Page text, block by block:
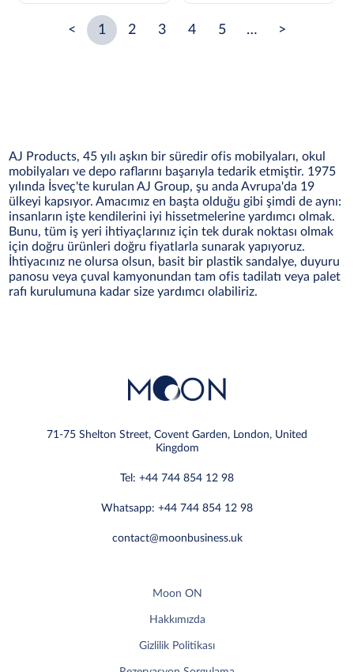
< 1 2 3 4 5 … >
AJ Products, 45 yılı aşkın bir süredir ofis mobilyaları, okul
mobilyaları ve depo raflarını başarıyla tedarik etmiştir. 1975
yılında İsveç'te kurulan AJ Group, şu anda Avrupa'da 19
ülkeyi kapsıyor. Amacımız en başta olduğu gibi şimdi de aynı:
insanların işte kendilerini iyi hissetmelerine yardımcı olmak.
Bunu, tüm iş yeri ihtiyaçlarınız için tek durak noktası olmak
için doğru ürünleri doğru fiyatlarla sunarak yapıyoruz.
İhtiyacınız ne olursa olsun, basit bir plastik sandalye, duyuru
panosu veya çuval kamyonundan tam ofis tadilatı veya palet
rafı kurulumuna kadar size yardımcı olabiliriz.
71-75 Shelton Street, Covent Garden, London, United
Kingdom
Tel: +44 744 854 12 98
Whatsapp: +44 744 854 12 98
contact@moonbusiness.uk
Moon ON
Hakkımızda
Gizlilik Politikası